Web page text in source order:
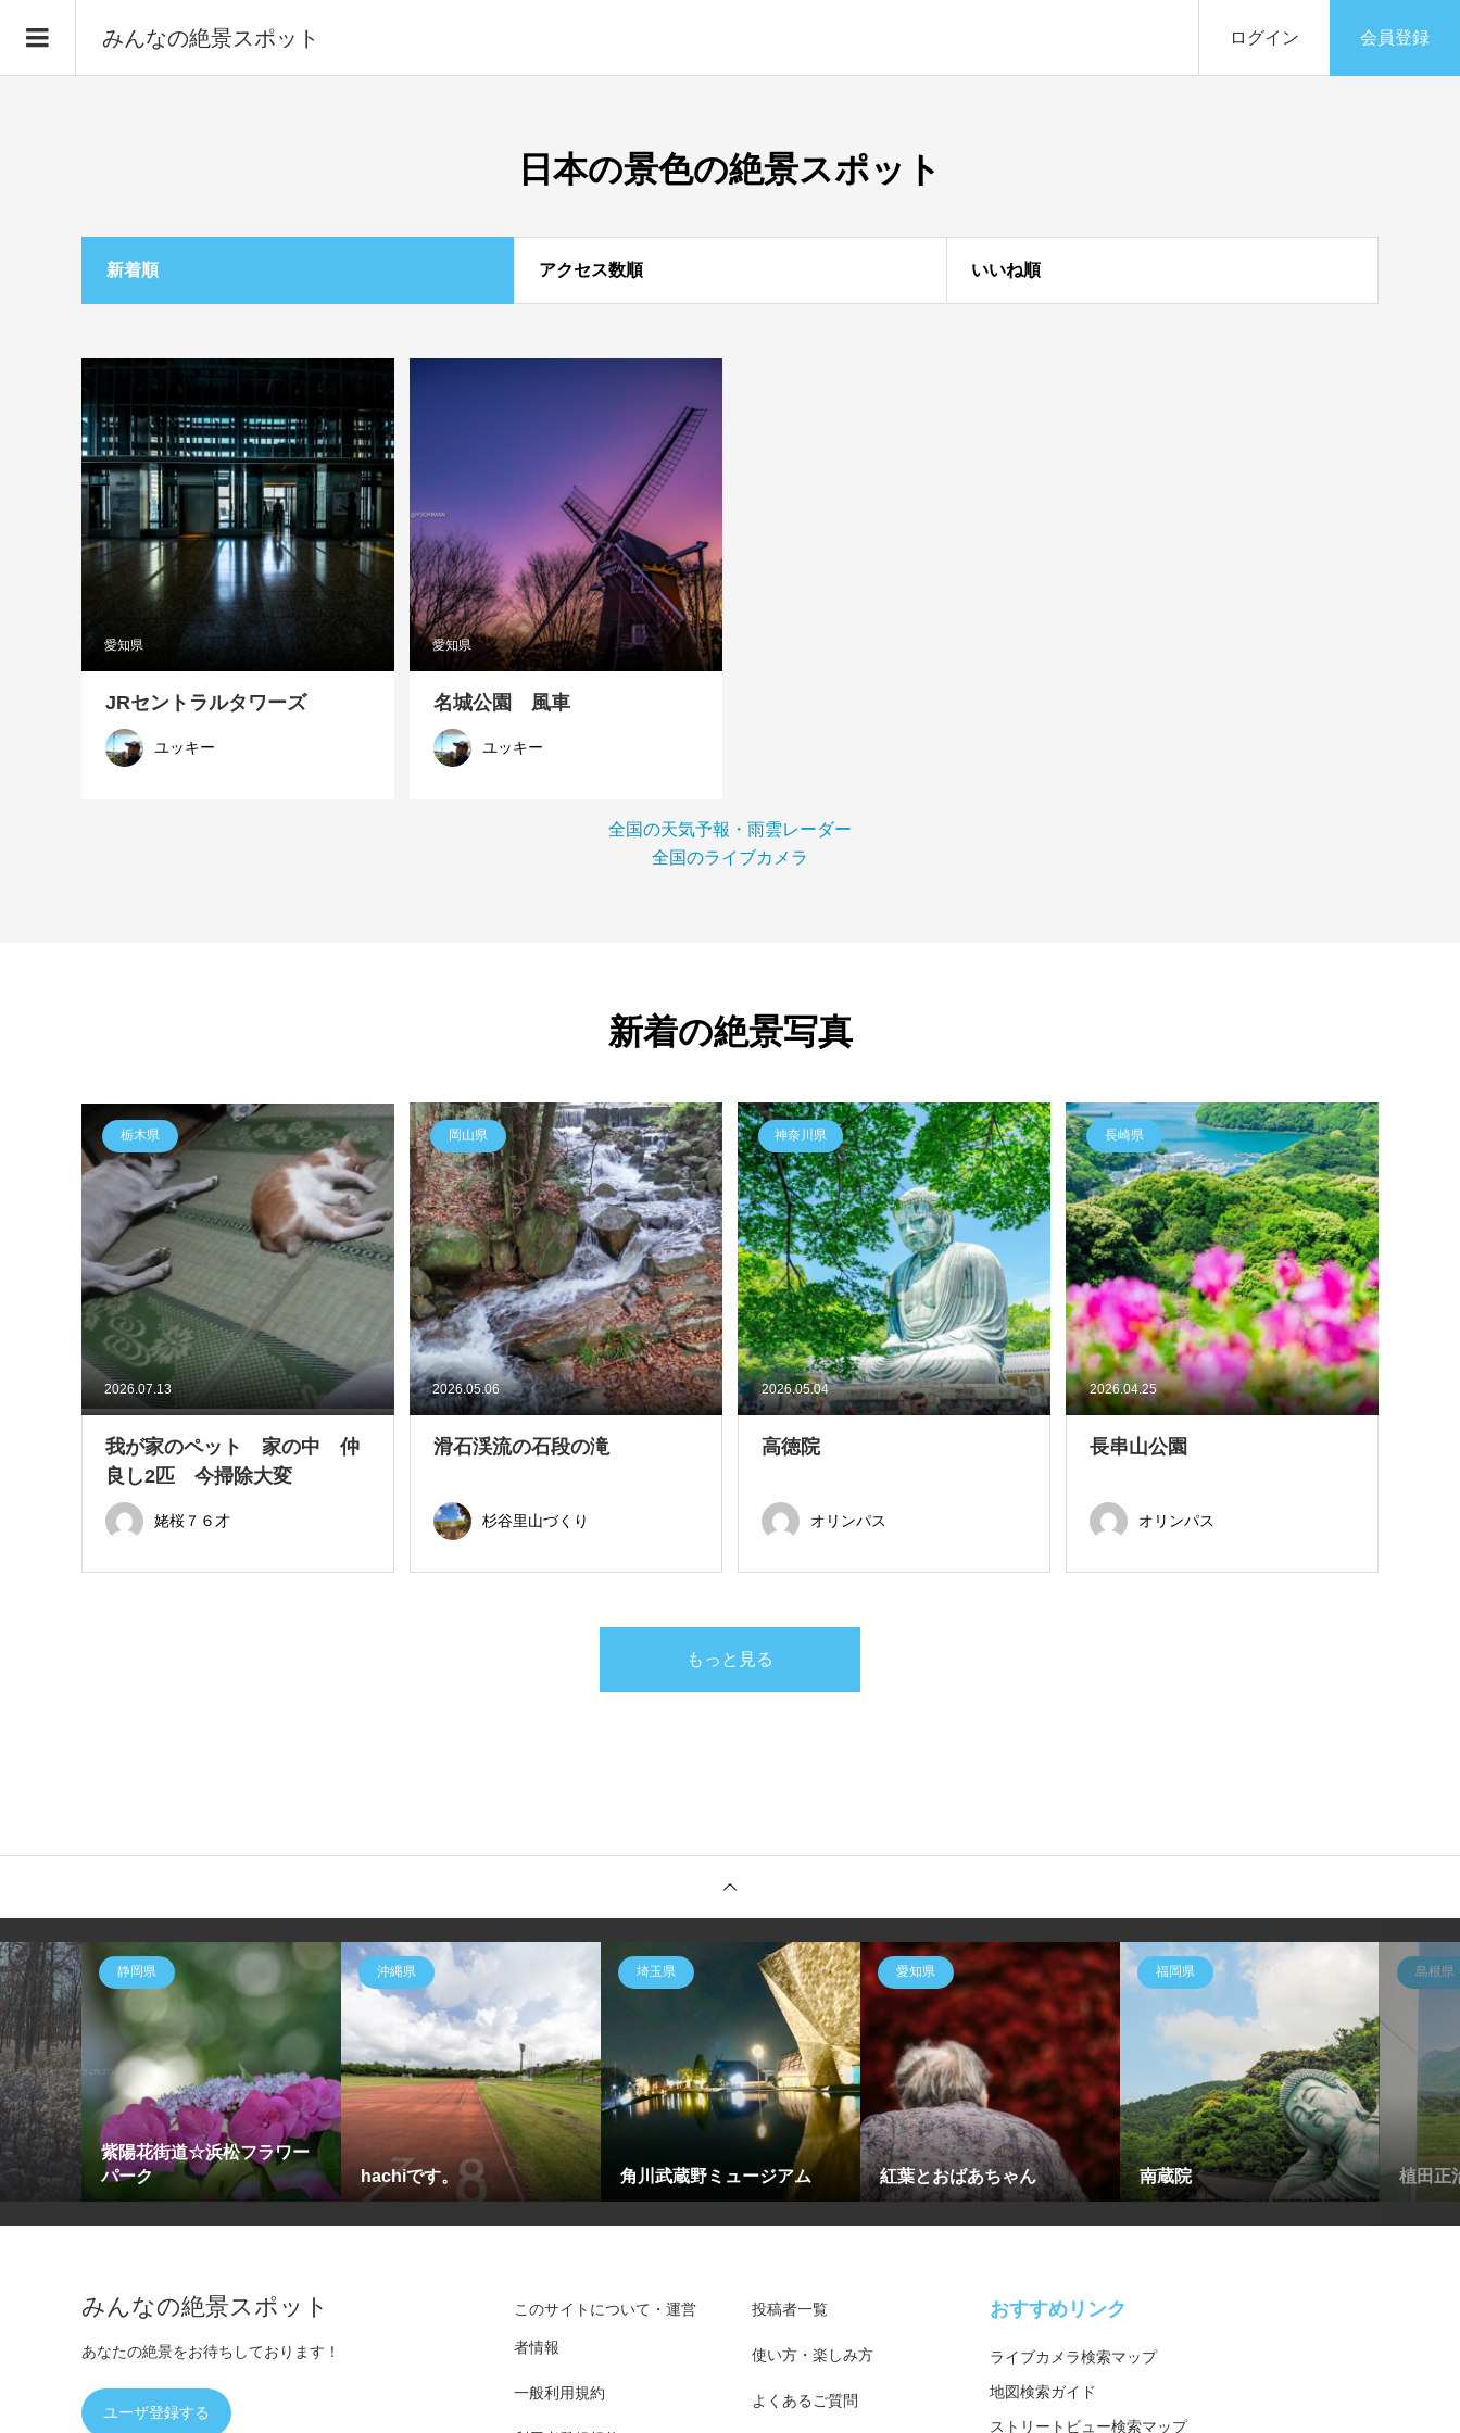
みんなの絶景スポット ログイン 会員登録
日本の景色の絶景スポット
新着順 アクセス数順 いいね順
愛知県
JRセントラルタワーズ
ユッキー
愛知県
名城公園 風車
ユッキー
全国の天気予報・雨雲レーダー
全国のライブカメラ
新着の絶景写真
2026.07.13
栃木県
我が家のペット 家の中 仲
良し2匹 今掃除大変
姥桜７６才
2026.05.06
岡山県
滑石渓流の石段の滝
杉谷里山づくり
2026.05.04
神奈川県
高徳院
オリンパス
2026.04.25
長崎県
長串山公園
オリンパス
もっと見る
静岡県
紫陽花街道☆浜松フラワー
パーク
沖縄県
hachiです。
埼玉県
角川武蔵野ミュージアム
愛知県
紅葉とおばあちゃん
福岡県
南蔵院
島根県
植田正
みんなの絶景スポット
あなたの絶景をお待ちしております！
ユーザ登録する
このサイトについて・運営
者情報
一般利用規約
投稿者一覧
使い方・楽しみ方
よくあるご質問
おすすめリンク
ライブカメラ検索マップ
地図検索ガイド
ストリートビュー検索マップ